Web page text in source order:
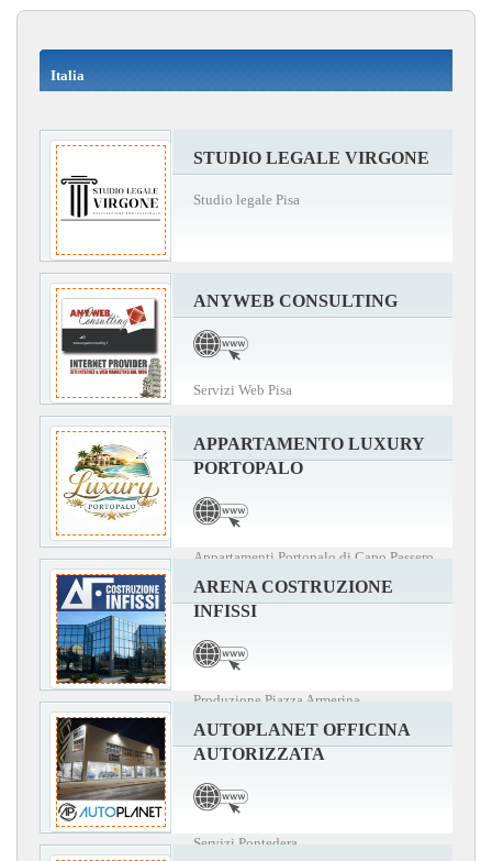
Italia
STUDIO LEGALE VIRGONE
Studio legale Pisa
ANYWEB CONSULTING
Servizi Web Pisa
APPARTAMENTO LUXURY
PORTOPALO
Appartamenti Portopalo di Capo Passero
ARENA COSTRUZIONE
INFISSI
Produzione Piazza Armerina
AUTOPLANET OFFICINA
AUTORIZZATA
Servizi Pontedera